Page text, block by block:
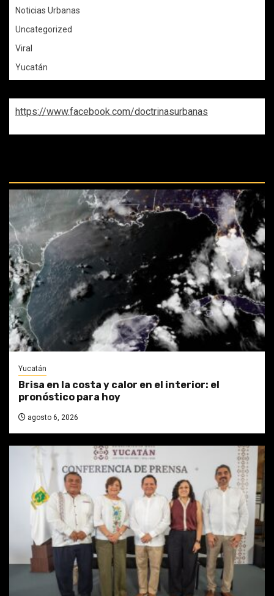
Noticias Urbanas
Uncategorized
Viral
Yucatán
https://www.facebook.com/doctrinasurbanas
Yucatán
Brisa en la costa y calor en el interior: el
pronóstico para hoy
agosto 6, 2026